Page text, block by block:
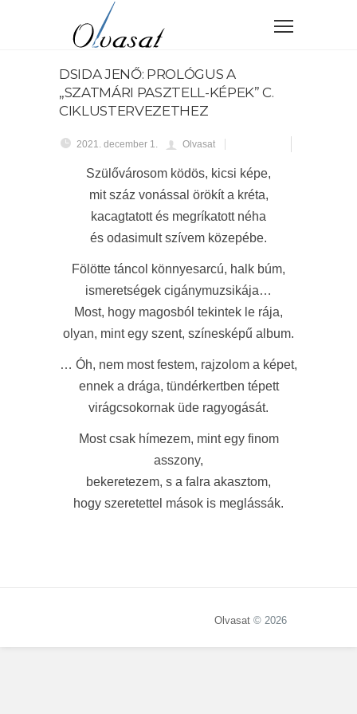
DSIDA JENŐ: PROLÓGUS A
„SZATMÁRI PASZTELL-KÉPEK” C.
CIKLUSTERVEZETHEZ
2021. december 1. Olvasat
Szülővárosom ködös, kicsi képe,
mit száz vonással örökít a kréta,
kacagtatott és megríkatott néha
és odasimult szívem közepébe.
Fölötte táncol könnyesarcú, halk búm,
ismeretségek cigánymuzsikája…
Most, hogy magosból tekintek le rája,
olyan, mint egy szent, színesképű album.
… Óh, nem most festem, rajzolom a képet,
ennek a drága, tündérkertben tépett
virágcsokornak üde ragyogását.
Most csak hímezem, mint egy finom
asszony,
bekeretezem, s a falra akasztom,
hogy szeretettel mások is meglássák.
Olvasat © 2026